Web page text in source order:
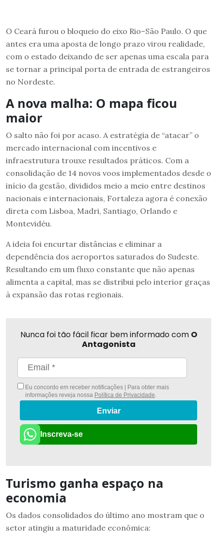
O Ceará furou o bloqueio do eixo Rio–São Paulo. O que
antes era uma aposta de longo prazo virou realidade,
com o estado deixando de ser apenas uma escala para
se tornar a principal porta de entrada de estrangeiros
no Nordeste.
A nova malha: O mapa ficou
maior
O salto não foi por acaso. A estratégia de “atacar” o
mercado internacional com incentivos e
infraestrutura trouxe resultados práticos. Com a
consolidação de 14 novos voos implementados desde o
início da gestão, divididos meio a meio entre destinos
nacionais e internacionais, Fortaleza agora é conexão
direta com Lisboa, Madri, Santiago, Orlando e
Montevidéu.
A ideia foi encurtar distâncias e eliminar a
dependência dos aeroportos saturados do Sudeste.
Resultando em um fluxo constante que não apenas
alimenta a capital, mas se distribui pelo interior graças
à expansão das rotas regionais.
Nunca foi tão fácil ficar bem informado com O
Antagonista
Eu concordo em receber notificações | Para obter mais
informações reveja nossa Política de Privacidade
Enviar
Inscreva-se
Turismo ganha espaço na
economia
Os dados consolidados do último ano mostram que o
setor atingiu a maturidade econômica: